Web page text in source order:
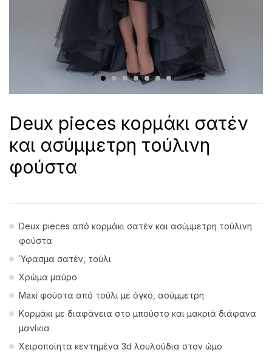
Deux pieces κορμάκι σατέν
και ασύμμετρη τούλινη
φούστα
Deux pieces από κορμάκι σατέν και ασύμμετρη τούλινη
φούστα
Ύφασμα σατέν, τούλι
Χρώμα μαύρο
Maxi φούστα από τούλι με όγκο, ασύμμετρη
Kορμάκι με διαφάνεια στο μπούστο και μακριά διάφανα
μανίκια
Χειροποίητα κεντημένα 3d λουλούδια στον ώμο